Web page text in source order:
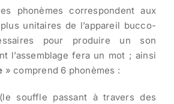
phonèmes correspondent aux
unitaires de l’appareil bucco-
pour produire un son
l’assemblage fera un mot ; ainsi
» comprend 6 phonèmes :
souffle passant à travers des